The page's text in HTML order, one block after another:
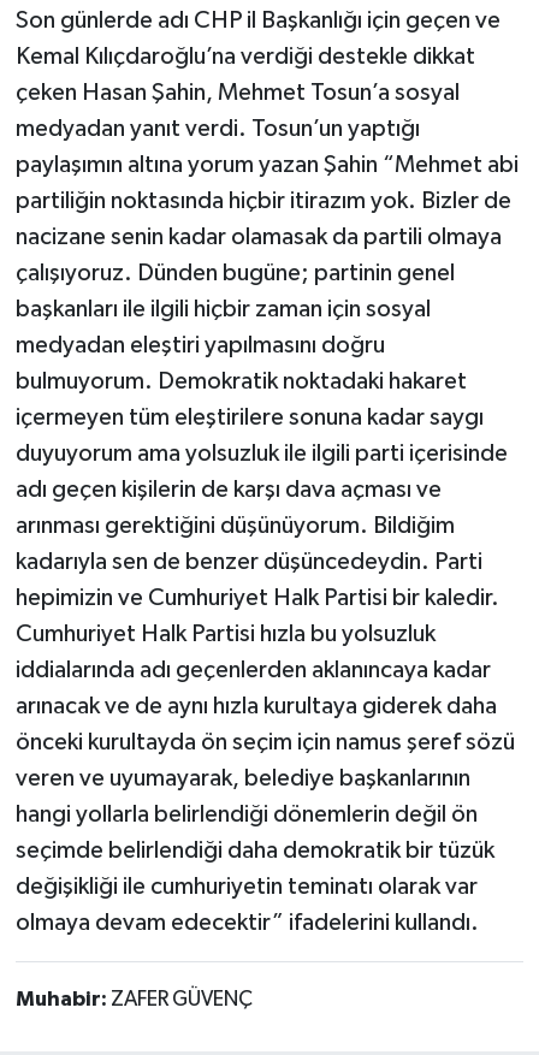
Son günlerde adı CHP il Başkanlığı için geçen ve
Kemal Kılıçdaroğlu’na verdiği destekle dikkat
çeken Hasan Şahin, Mehmet Tosun’a sosyal
medyadan yanıt verdi. Tosun’un yaptığı
paylaşımın altına yorum yazan Şahin “Mehmet abi
partiliğin noktasında hiçbir itirazım yok. Bizler de
nacizane senin kadar olamasak da partili olmaya
çalışıyoruz. Dünden bugüne; partinin genel
başkanları ile ilgili hiçbir zaman için sosyal
medyadan eleştiri yapılmasını doğru
bulmuyorum. Demokratik noktadaki hakaret
içermeyen tüm eleştirilere sonuna kadar saygı
duyuyorum ama yolsuzluk ile ilgili parti içerisinde
adı geçen kişilerin de karşı dava açması ve
arınması gerektiğini düşünüyorum. Bildiğim
kadarıyla sen de benzer düşüncedeydin. Parti
hepimizin ve Cumhuriyet Halk Partisi bir kaledir.
Cumhuriyet Halk Partisi hızla bu yolsuzluk
iddialarında adı geçenlerden aklanıncaya kadar
arınacak ve de aynı hızla kurultaya giderek daha
önceki kurultayda ön seçim için namus şeref sözü
veren ve uyumayarak, belediye başkanlarının
hangi yollarla belirlendiği dönemlerin değil ön
seçimde belirlendiği daha demokratik bir tüzük
değişikliği ile cumhuriyetin teminatı olarak var
olmaya devam edecektir” ifadelerini kullandı.
Muhabir: ZAFER GÜVENÇ